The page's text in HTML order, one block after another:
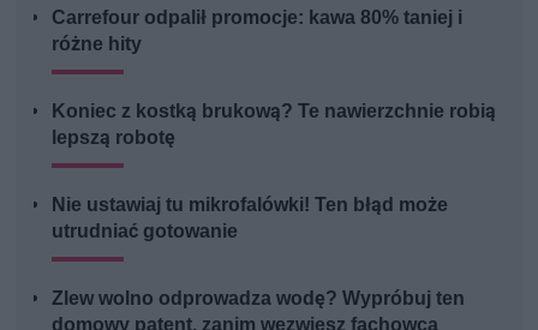
Carrefour odpalił promocje: kawa 80% taniej i
różne hity
Koniec z kostką brukową? Te nawierzchnie robią
lepszą robotę
Nie ustawiaj tu mikrofalówki! Ten błąd może
utrudniać gotowanie
Zlew wolno odprowadza wodę? Wypróbuj ten
domowy patent, zanim wezwiesz fachowca